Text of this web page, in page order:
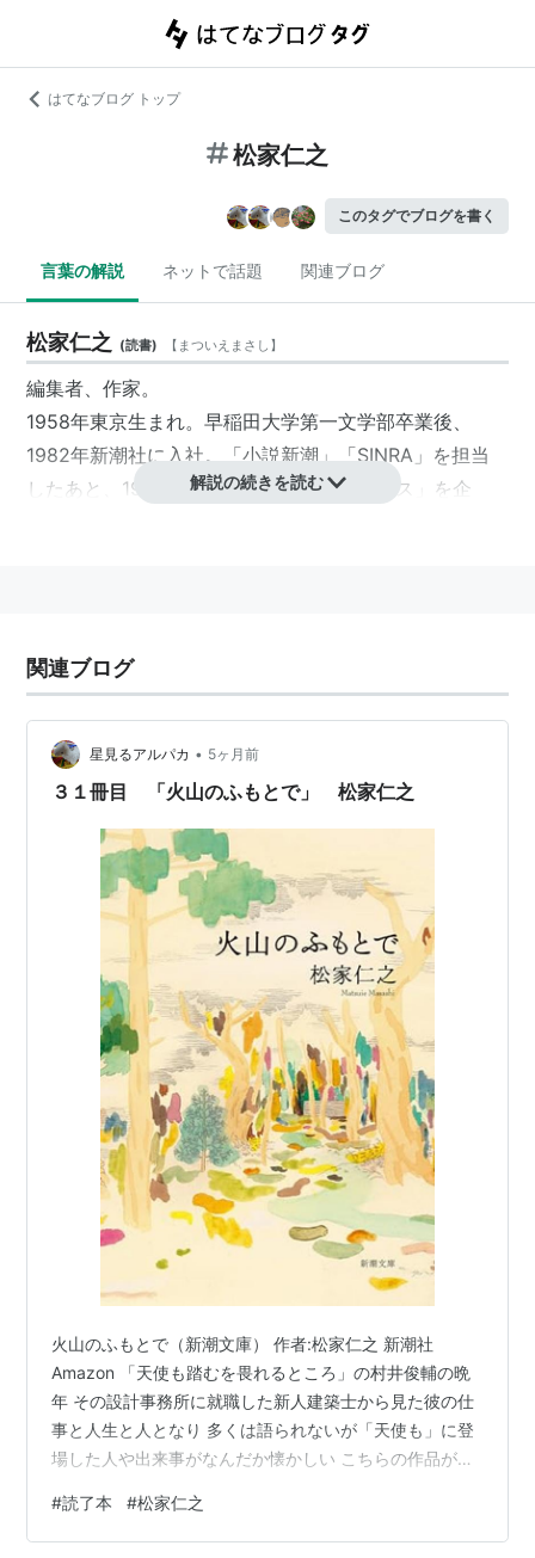
はてなブログ トップ
松家仁之
このタグでブログを書く
言葉の解説 ネットで話題 関連ブログ
松家仁之 (読書) 【 まついえまさし 】
編集者、作家。
1958年東京生まれ。早稲田大学第一文学部卒業後、
1982年新潮社に入社。「小説新潮」「SINRA」を担当
したあと、1998年「新潮クレスト・ブックス」を企
*1:以下のサイトを参考にしました。
http://www.fujisan.co.jp/interview/kangaeruhito/
http://www.junkudo.co.jp/hensyusya_tana.html
http://www.1101.com/sfc/2011-05-02.html
解説の続きを読む
関連ブログ
星見るアルパカ • 5ヶ月前
３１冊目 「火山のふもとで」 松家仁之
火山のふもとで（新潮文庫） 作者:松家仁之 新潮社
Amazon 「天使も踏むを畏れるところ」の村井俊輔の晩
年 その設計事務所に就職した新人建築士から見た彼の仕
事と人生と人となり 多くは語られないが「天使も」に登
場した人や出来事がなんだか懐かしい こちらの作品が先
#読了本 #松家仁之